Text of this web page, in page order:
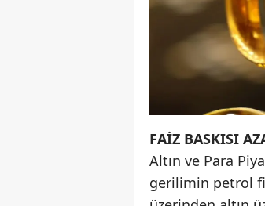
FAİZ BASKISI
Altın ve Para
gerilimin petrol